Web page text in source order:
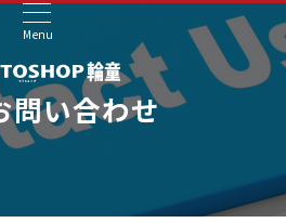
Menu
問い合わせ